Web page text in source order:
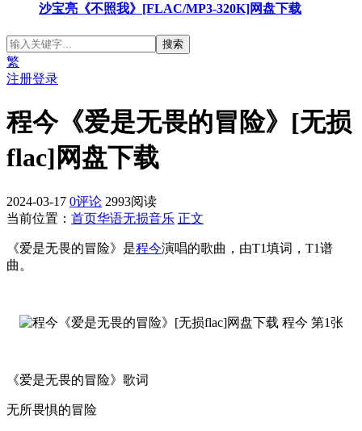
沙宝亮《不照我》[FLAC/MP3-320K]网盘下载
繁
注册登录
程今《爱是无畏的冒险》[无损
flac]网盘下载
2024-03-17 0评论 2993阅读
当前位置： 首页华语无损音乐 正文
《爱是无畏的冒险》是程今演唱的歌曲，由T1填词，T1谱
曲。
《爱是无畏的冒险》歌词
无所畏惧的冒险